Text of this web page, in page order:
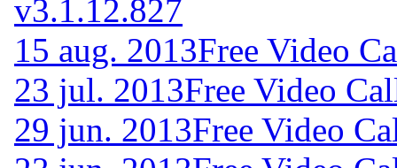
v3.1.12.827
15 aug. 2013Free Video
23 jul. 2013Free Video
29 jun. 2013Free Video